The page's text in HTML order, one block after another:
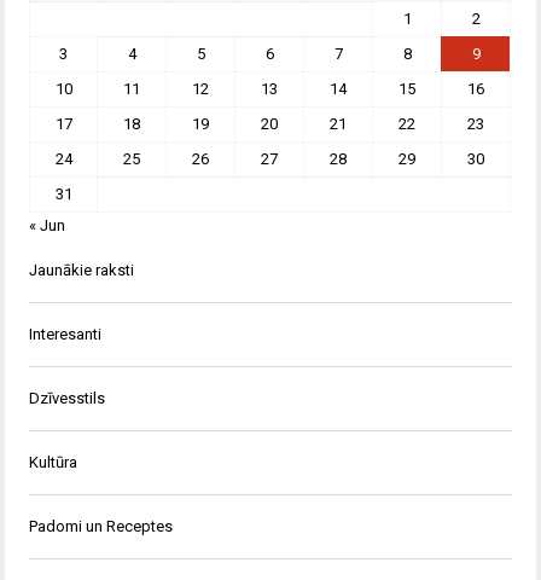
1
2
3
4 5 6 7 8
9
10
11 12 13 14 15
16
17
18 19 20 21 22
23
24
25 26 27 28 29
30
31
« Jun
Jaunākie raksti
Interesanti
Dzīvesstils
Kultūra
Padomi un Receptes